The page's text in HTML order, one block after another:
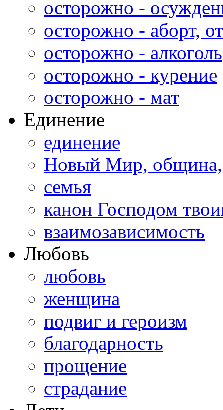
осторожно -
осторожно - аборт,
осторожно - алкоголь
осторожно - курение
осторожно - мат
Единение
единение
Новый Мир,
семья
канон Господом
взаимозависимость
Любовь
любовь
женщина
подвиг и героизм
благодарность
прощение
страдание